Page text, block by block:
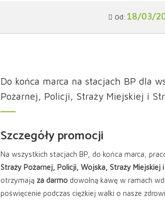
Od: 18/03/
Do końca marca na stacjach BP dla
Pożarnej, Policji, Straży Miejskiej i
Szczegóły promocji
Na wszystkich stacjach BP, do końca marca,
Straży Pożarnej, Policji, Wojska, Straży Miejskiej
otrzymają za darmo dowolną kawę w ramach
poświęcenie podczas ciężkiej walki o nasze